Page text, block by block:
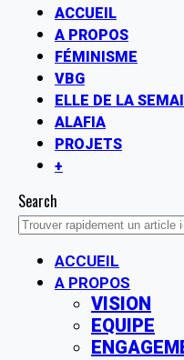
ACCUEIL
A PROPOS
FÉMINISME
VBG
ELLE DE LA
ALAFIA
PROJETS
+
Search
ACCUEIL
A PROPOS
VISION
EQUIPE